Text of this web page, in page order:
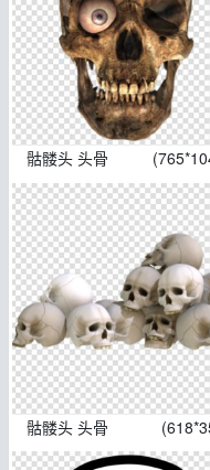
骷髅头 头骨
骷髅头 头骨